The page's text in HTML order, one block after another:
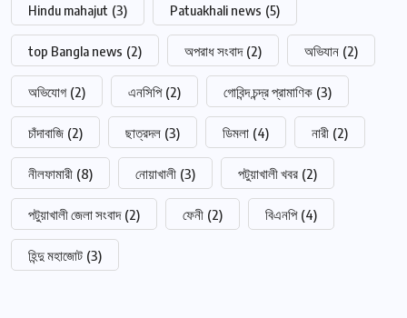
Hindu mahajut (3) Patuakhali news (5)
top Bangla news (2) অপরাধ সংবাদ (2) অভিযান (2)
অভিযোগ (2) এনসিপি (2) গোবিন্দ চন্দ্র প্রামাণিক (3)
চাঁদাবাজি (2) ছাত্রদল (3) ডিমলা (4) নারী (2)
নীলফামারী (8) নোয়াখালী (3) পটুয়াখালী খবর (2)
পটুয়াখালী জেলা সংবাদ (2) ফেনী (2) বিএনপি (4)
হিন্দু মহাজোট (3)